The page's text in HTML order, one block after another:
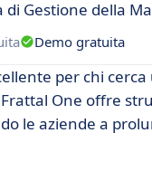
di Gestione della
Demo gratuita
per chi
One offre
le aziende a